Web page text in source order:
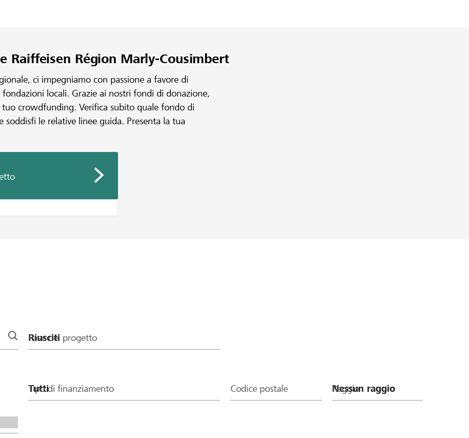
Raiffeisen Région Marly-Cousimbert
ci impegniamo con passione a favore di
locali. Grazie ai nostri fondi di donazione,
crowdfunding. Verifica subito quale fondo di
le relative linee guida. Presenta la tua
Fase del progetto
Tipo di finanziamento Codice postale Raggio